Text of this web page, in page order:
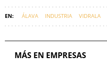
ÁLAVA INDUSTRIA VIDRALA
MÁS EN EMPRESAS